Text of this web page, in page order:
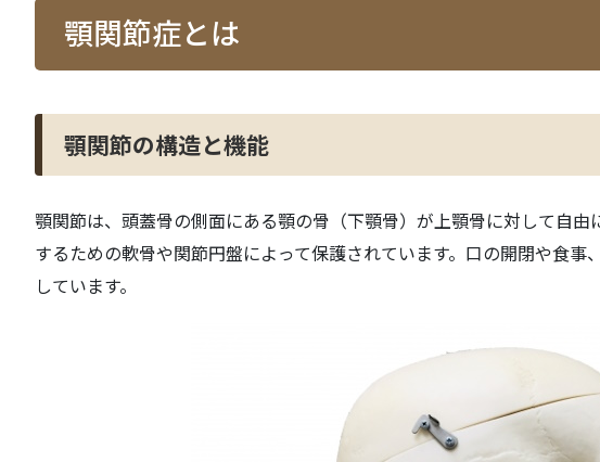
顎関節症とは
顎関節の構造と機能
顎関節は、頭蓋骨の側面にある顎の骨（下顎骨）が上顎骨に対して自由
するための軟骨や関節円盤によって保護されています。口の開閉や食事
しています。